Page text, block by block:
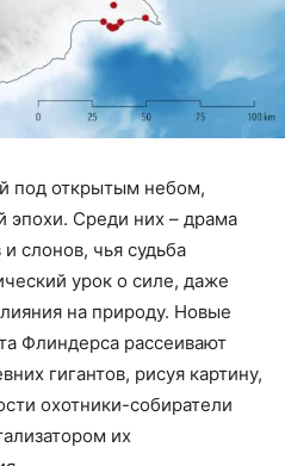
под открытым небом,
эпохи. Среди них – драма
слонов, чья судьба
урок о силе, даже
на природу. Новые
Флиндерса рассеивают
гигантов, рисуя картину,
охотники-собиратели
их